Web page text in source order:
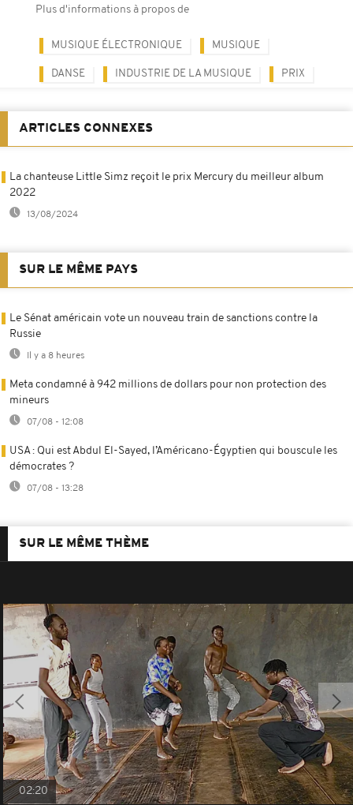
Plus d'informations à propos de
MUSIQUE ÉLECTRONIQUE MUSIQUE
DANSE INDUSTRIE DE LA MUSIQUE PRIX
ARTICLES CONNEXES
La chanteuse Little Simz reçoit le prix Mercury du meilleur album
2022
13/08/2024
SUR LE MÊME PAYS
Le Sénat américain vote un nouveau train de sanctions contre la
Russie
Il y a 8 heures
Meta condamné à 942 millions de dollars pour non protection des
mineurs
07/08 - 12:08
USA : Qui est Abdul El-Sayed, l’Américano-Égyptien qui bouscule les
démocrates ?
07/08 - 13:28
SUR LE MÊME THÈME
02:20